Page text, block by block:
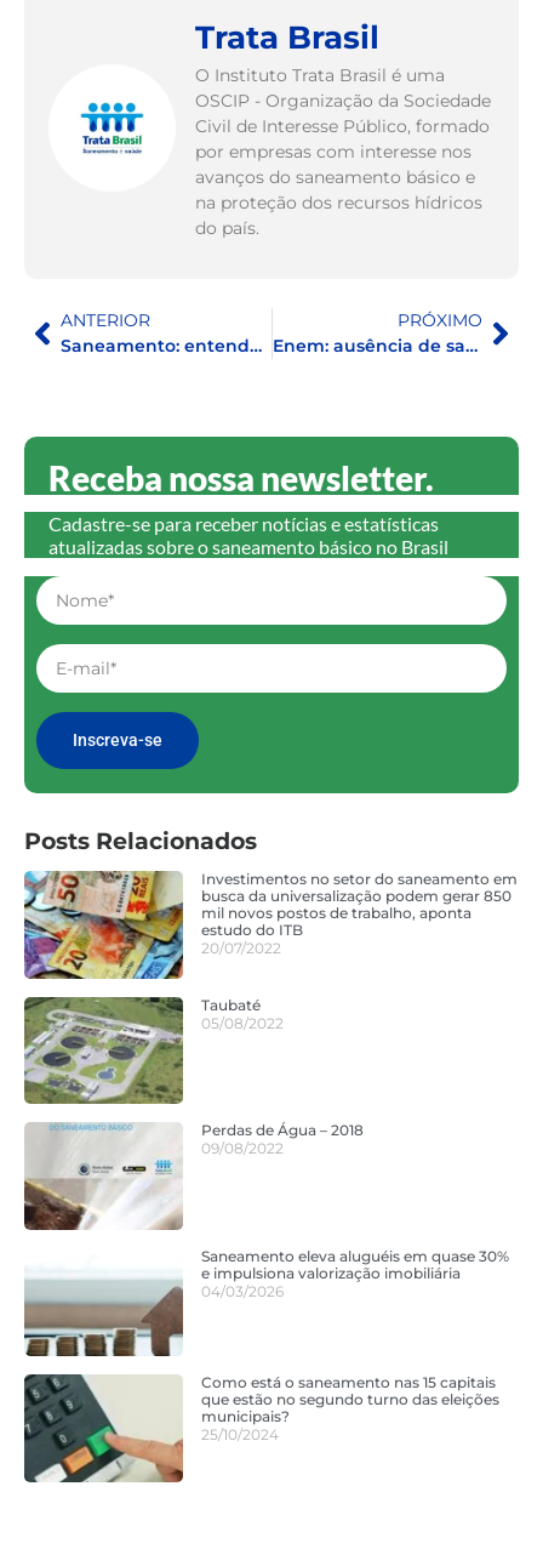
Trata Brasil
O Instituto Trata Brasil é uma
OSCIP - Organização da Sociedade
Civil de Interesse Público, formado
por empresas com interesse nos
avanços do saneamento básico e
na proteção dos recursos hídricos
do país.
ANTERIOR
Saneamento: entenda o impacto da falta de banheiros no mundo
PRÓXIMO
Enem: ausência de saneamento influência na nota média dos estudantes que realizam a prova
Receba nossa newsletter.
Cadastre-se para receber notícias e estatísticas
atualizadas sobre o saneamento básico no Brasil
Inscreva-se
Posts Relacionados
Investimentos no setor do saneamento em
busca da universalização podem gerar 850
mil novos postos de trabalho, aponta
estudo do ITB
20/07/2022
Taubaté
05/08/2022
Perdas de Água – 2018
09/08/2022
Saneamento eleva aluguéis em quase 30%
e impulsiona valorização imobiliária
04/03/2026
Como está o saneamento nas 15 capitais
que estão no segundo turno das eleições
municipais?
25/10/2024